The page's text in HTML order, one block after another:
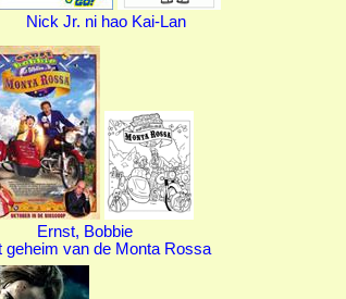
Nick Jr. ni hao Kai-Lan
Ernst, Bobbie
geheim van de Monta Rossa